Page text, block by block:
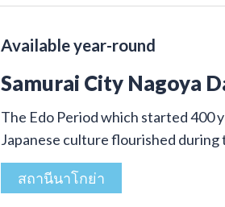
Available year-round
Samurai City Nagoya
The Edo Period which started 400
Japanese culture flourished
สถานีนาโกย่า